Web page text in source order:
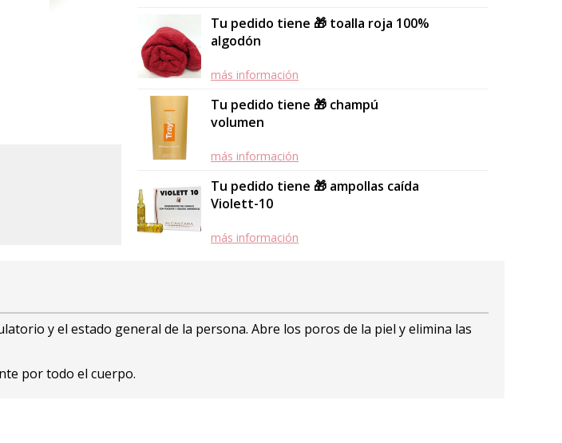
Tu pedido tiene 🎁 toalla roja 100%
algodón
más información
Tu pedido tiene 🎁 champú
volumen
más información
Tu pedido tiene 🎁 ampollas caída
Violett-10
más información
y el estado general de la persona. Abre los poros de la piel y elimina las
por todo el cuerpo.